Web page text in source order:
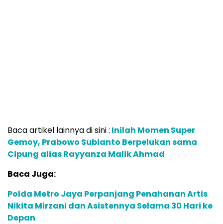
Baca artikel lainnya di sini : Inilah Momen Super
Gemoy, Prabowo Subianto Berpelukan sama
Cipung alias Rayyanza Malik Ahmad
Baca Juga:
Polda Metro Jaya Perpanjang Penahanan Artis
Nikita Mirzani dan Asistennya Selama 30 Hari ke
Depan